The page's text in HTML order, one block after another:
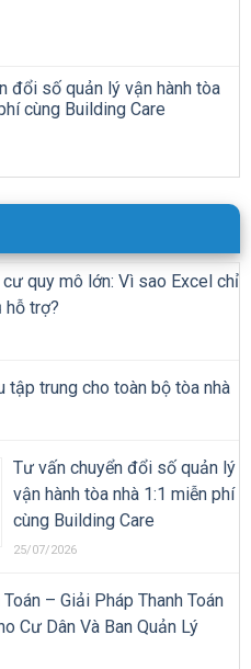
đổi số quản lý vận hành tòa
cùng Building Care
quy mô lớn: Vì sao Excel chỉ
hỗ trợ?
tập trung cho toàn bộ tòa nhà
Tư vấn chuyển đổi số quản lý
vận hành tòa nhà 1:1 miễn phí
cùng Building Care
25/07/2026
– Giải Pháp Thanh Toán
Cư Dân Và Ban Quản Lý